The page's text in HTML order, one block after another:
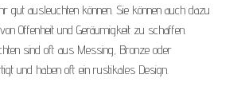
gut ausleuchten können. Sie können auch dazu
Offenheit und Geräumigkeit zu schaffen.
sind oft aus Messing, Bronze oder
und haben oft ein rustikales Design.